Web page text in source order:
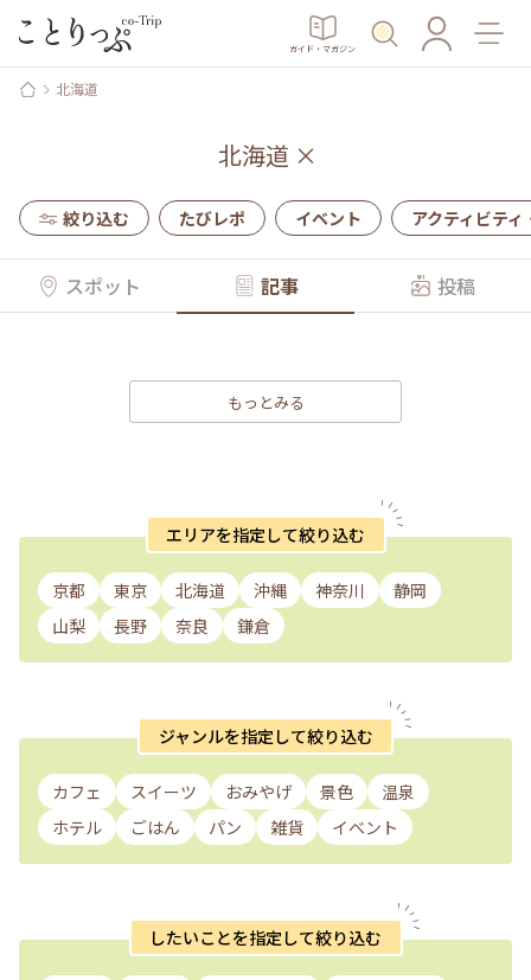
ガイド・マガジン
北海道
北海道 ×
絞り込む たびレポ イベント アクティビティ
スポット 記事 投稿
もっとみる
エリアを指定して絞り込む
京都 東京 北海道 沖縄 神奈川
静岡
山梨
長野 奈良 鎌倉
ジャンルを指定して絞り込む
カフェ スイーツ おみやげ 景色
温泉
ホテル
ごはん パン 雑貨 イベント
したいことを指定して絞り込む